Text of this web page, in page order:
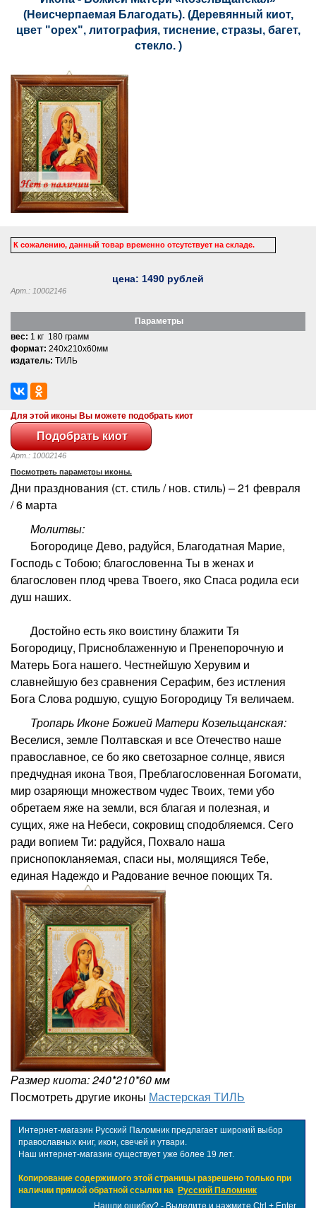
(Неисчерпаемая Благодать). (Деревянный киот,
цвет "орех", литография, тиснение, стразы, багет,
стекло. )
К сожалению, данный товар временно отсутствует на складе.
цена: 1490 рублей
Арт.: 10002146
Параметры
вес: 1 кг 180 грамм
формат: 240x210x60мм
издатель: ТИЛЬ
Для этой иконы Вы можете подобрать киот
Арт.: 10002146
Посмотреть параметры иконы.
Дни празднования (ст. стиль / нов. стиль) – 21 февраля
/ 6 марта
Молитвы:
Богородице Дево, радуйся, Благодатная Марие,
Господь с Тобою; благословенна Ты в женах и
благословен плод чрева Твоего, яко Спаса родила еси
душ наших.
Достойно есть яко воистину блажити Тя
Богородицу, Присноблаженную и Пренепорочную и
Матерь Бога нашего. Честнейшую Херувим и
славнейшую без сравнения Серафим, без истления
Бога Слова родшую, сущую Богородицу Тя величаем.
Тропарь Иконе Божией Матери Козельщанская:
Веселися, земле Полтавская и все Отечество наше
православное, се бо яко светозарное солнце, явися
предчудная икона Твоя, Преблагословенная Богомати,
мир озаряющи множеством чудес Твоих, теми убо
обретаем яже на земли, вся благая и полезная, и
сущих, яже на Небеси, сокровищ сподобляемся. Сего
ради вопием Ти: радуйся, Похвало наша
приснопокланяемая, спаси ны, молящияся Тебе,
единая Надеждо и Радование вечное поющих Тя.
Размер киота: 240*210*60 мм
Посмотреть другие иконы Мастерская ТИЛЬ
Интернет-магазин Русский Паломник предлагает широкий выбор
православных книг, икон, свечей и утвари.
Наш интернет-магазин существует уже более 19 лет.
Копирование содержимого этой страницы разрешено только при
наличии прямой обратной ссылки на Русский Паломник